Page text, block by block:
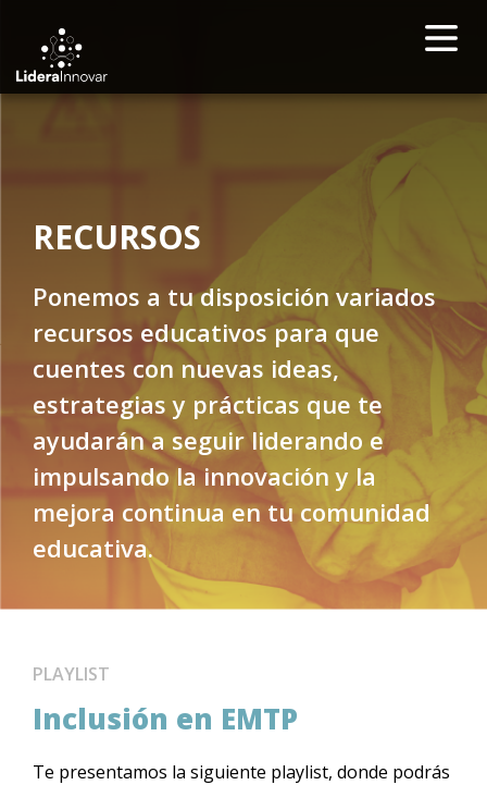
RECURSOS
Ponemos a tu disposición variados
recursos educativos para que
cuentes con nuevas ideas,
estrategias y prácticas que te
ayudarán a seguir liderando e
impulsando la innovación y la
mejora continua en tu comunidad
educativa.
PLAYLIST
Inclusión en EMTP
Te presentamos la siguiente playlist, donde podrás